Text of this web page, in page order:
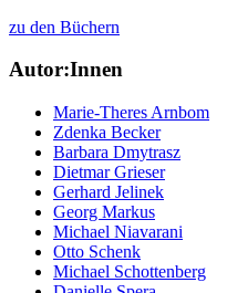
zu den Büchern
Autor:Innen
Marie-Theres Arnbom
Zdenka Becker
Barbara Dmytrasz
Dietmar Grieser
Gerhard Jelinek
Georg Markus
Michael Niavarani
Otto Schenk
Michael Schottenberg